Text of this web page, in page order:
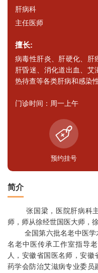
肝病科
主任医师
擅长:
病毒性肝炎、肝硬化、肝
肝昏迷、消化道出血、艾
热待查等各类肝病和感染
门诊时间：周一上午
预约挂号
简介
张国梁，医院肝病科主
师，师从徐经世国医大师，
全国第六批名老中医学
名老中医传承工作室指导
人，安徽省国医名师，安
药学会防治艾滋病专业委员